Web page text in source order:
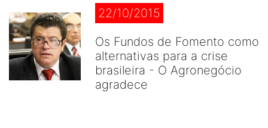
22/10/2015
Os Fundos de Fomento como
alternativas para a crise
brasileira - O Agronegócio
agradece